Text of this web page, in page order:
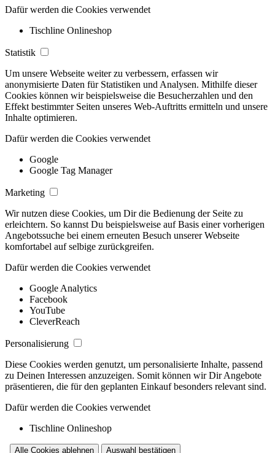
Dafür werden die Cookies verwendet
Tischline Onlineshop
Statistik
Um unsere Webseite weiter zu verbessern, erfassen wir
anonymisierte Daten für Statistiken und Analysen. Mithilfe dieser
Cookies können wir beispielsweise die Besucherzahlen und den
Effekt bestimmter Seiten unseres Web-Auftritts ermitteln und unsere
Inhalte optimieren.
Dafür werden die Cookies verwendet
Google
Google Tag Manager
Marketing
Wir nutzen diese Cookies, um Dir die Bedienung der Seite zu
erleichtern. So kannst Du beispielsweise auf Basis einer vorherigen
Angebotssuche bei einem erneuten Besuch unserer Webseite
komfortabel auf selbige zurückgreifen.
Dafür werden die Cookies verwendet
Google Analytics
Facebook
YouTube
CleverReach
Personalisierung
Diese Cookies werden genutzt, um personalisierte Inhalte, passend
zu Deinen Interessen anzuzeigen. Somit können wir Dir Angebote
präsentieren, die für den geplanten Einkauf besonders relevant sind.
Dafür werden die Cookies verwendet
Tischline Onlineshop
Alle Cookies ablehnen Auswahl bestätigen